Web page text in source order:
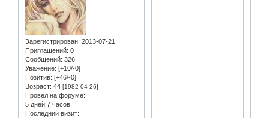
Зарегистрирован: 2013-07-21
Приглашений: 0
Сообщений: 326
Уважение: [+10/-0]
Позитив: [+46/-0]
Возраст: 44 [1982-04-26]
Провел на форуме:
5 дней 7 часов
Последний визит: